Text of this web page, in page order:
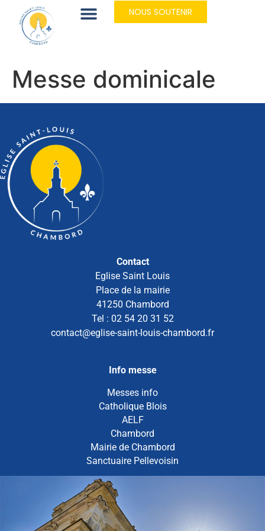
NOUS SOUTENIR
Messe dominicale
Contact
Eglise Saint Louis
Place de la mairie
41250 Chambord
Tel : 02 54 20 31 52
contact@eglise-saint-louis-chambord.fr
Info messe
Messes info
Catholique Blois
AELF
Chambord
Mairie de Chambord
Sanctuaire Pellevoisin